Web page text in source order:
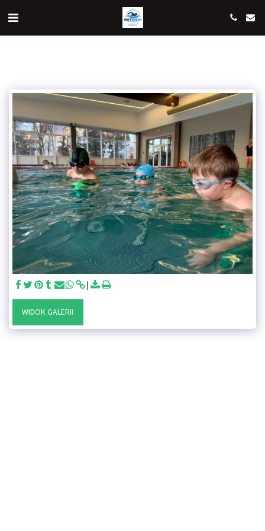
WIDOK GALERII